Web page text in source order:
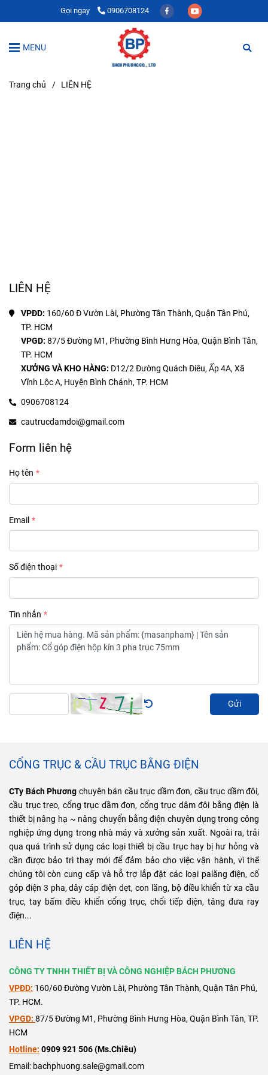
Gọi ngay 0906708124
MENU
Trang chủ / LIÊN HỆ
LIÊN HỆ
VPĐD: 160/60 Đ Vườn Lài, Phường Tân Thành, Quận Tân Phú,
VPGD: 87/5 Đường M1, Phường Bình Hưng Hòa, Quận Bình Tân,
XƯỞNG VÀ KHO HÀNG: D12/2 Đường Quách Điêu, Ấp 4A, Xã
Vĩnh Lộc A, Huyện Bình Chánh, TP. HCM
0906708124
cautrucdamdoi@gmail.com
Form liên hệ
Họ tên
Email
Số điện thoại
Tin nhắn
Gửi
CỔNG TRỤC & CẦU TRỤC BẰNG ĐIỆN
CTy Bách Phương chuyên bán cầu trục dầm đơn, cầu trục dầm đôi,
cầu trục treo, cổng trục dầm đơn, cổng trục dâm đôi bằng điện là
thiết bị nâng hạ ~ nâng chuyển bằng điện chuyên dụng trong công
nghiệp ứng dụng trong nhà máy và xưởng sản xuất. Ngoài ra, trải
qua quá trình sử dụng các loại thiết bị cầu trục hay bị hư hỏng và
cần được bảo trì thay mới để đảm bảo cho việc vận hành, vì thế
chúng tôi còn cung cấp và hỗ trợ lắp đặt các loại palăng điện, cổ
góp điện 3 pha, dây cáp điện dẹt, con lăng, bộ điều khiển từ xa cầu
trục, tay bấm điều khiển cổng trục, chổi tiếp điện, tăng đưa ray
điện...
LIÊN HỆ
CÔNG TY TNHH THIẾT BỊ VÀ CÔNG NGHIỆP BÁCH PHƯƠNG
VPĐD: 160/60 Đường Vườn Lài, Phường Tân Thành, Quận Tân Phú,
TP. HCM.
VPGD: 87/5 Đường M1, Phường Bình Hưng Hòa, Quận Bình Tân, TP.
HCM
Hotline: 0909 921 506 (Ms.Chiêu)
Email: bachphuong.sale@gmail.com